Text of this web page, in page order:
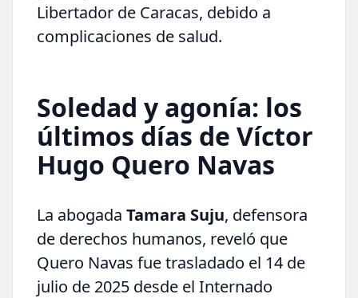
Libertador de Caracas, debido a
complicaciones de salud.
Soledad y agonía: los
últimos días de Víctor
Hugo Quero Navas
La abogada Tamara Suju, defensora
de derechos humanos, reveló que
Quero Navas fue trasladado el 14 de
julio de 2025 desde el Internado